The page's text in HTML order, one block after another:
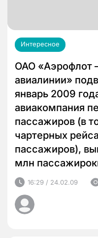
Интересное
ОАО «Аэрофлот
авиалинии»
январь 2009
авиакомпания
пассажиров (в
чартерных
пассажиров),
млн
16:29 / 24.02.09